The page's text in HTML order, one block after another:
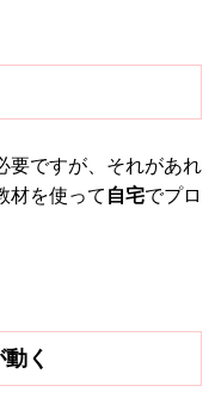
要ですが、それがあれ
材を使って 自宅でプロ
く